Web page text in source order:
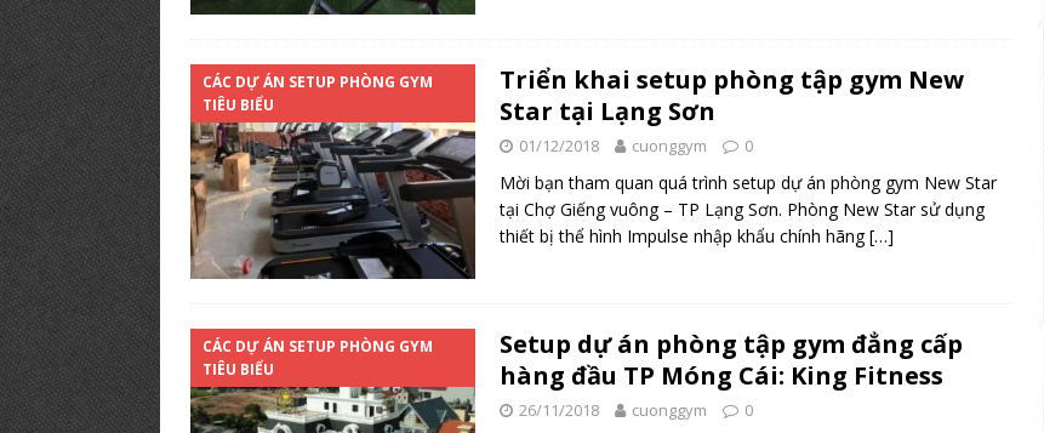
CÁC DỰ ÁN SETUP PHÒNG GYM
TIÊU BIỂU
Triển khai setup phòng tập gym New
Star tại Lạng Sơn
01/12/2018 cuonggym 0
Mời bạn tham quan quá trình setup dự án phòng gym New Star
tại Chợ Giếng vuông – TP Lạng Sơn. Phòng New Star sử dụng
thiết bị thể hình Impulse nhập khẩu chính hãng[…]
CÁC DỰ ÁN SETUP PHÒNG GYM
TIÊU BIỂU
Setup dự án phòng tập gym đẳng cấp
hàng đầu TP Móng Cái: King Fitness
26/11/2018 cuonggym 0